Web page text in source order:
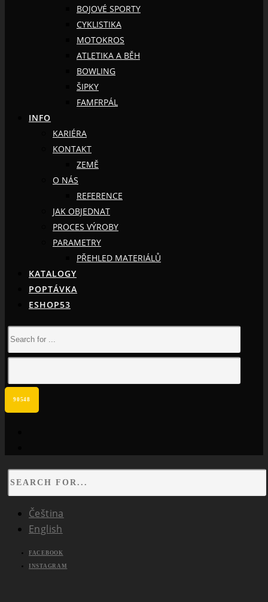
BOJOVÉ SPORTY
CYKLISTIKA
MOTOKROS
ATLETIKA A BĚH
BOWLING
ŠIPKY
FAMFRPÁL
INFO
KARIÉRA
KONTAKT
ZEMĚ
O NÁS
REFERENCE
JAK OBJEDNAT
PROCES VÝROBY
PARAMETRY
PŘEHLED MATERIÁLŮ
KATALOGY
POPTÁVKA
ESHOP53
Čeština
English
FACEBOOK
INSTAGRAM